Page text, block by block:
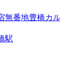
無番地豊橋カ
駅